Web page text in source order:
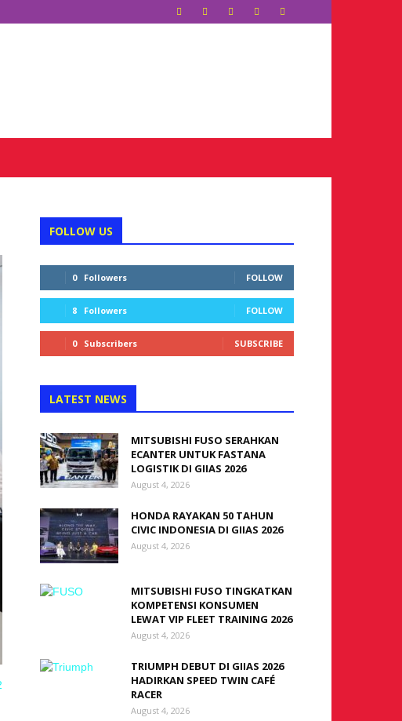
FOLLOW US
0 Followers FOLLOW
8 Followers FOLLOW
0 Subscribers SUBSCRIBE
LATEST NEWS
MITSUBISHI FUSO SERAHKAN
ECANTER UNTUK FASTANA
LOGISTIK DI GIIAS 2026
August 4, 2026
HONDA RAYAKAN 50 TAHUN
CIVIC INDONESIA DI GIIAS 2026
August 4, 2026
MITSUBISHI FUSO TINGKATKAN
KOMPETENSI KONSUMEN
LEWAT VIP FLEET TRAINING 2026
August 4, 2026
TRIUMPH DEBUT DI GIIAS 2026
HADIRKAN SPEED TWIN CAFÉ
RACER
August 4, 2026